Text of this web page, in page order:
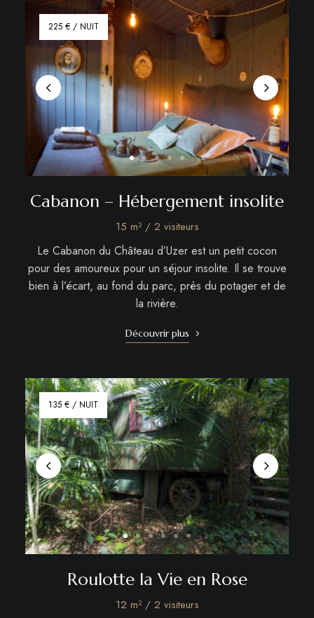
225 € / NUIT
Cabanon – Hébergement insolite
15 m² / 2 visiteurs
Le Cabanon du Château d’Uzer est un petit cocon
pour des amoureux pour un séjour insolite. Il se trouve
bien à l’écart, au fond du parc, près du potager et de
la rivière.
Découvrir plus
135 € / NUIT
Roulotte la Vie en Rose
12 m² / 2 visiteurs